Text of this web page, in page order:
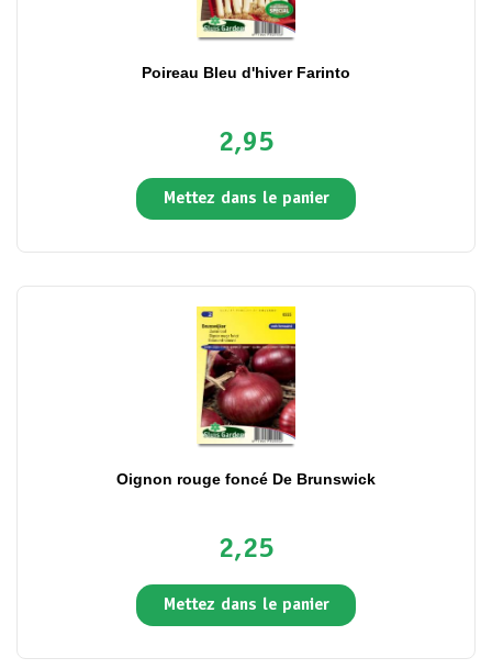
Poireau Bleu d'hiver Farinto
2,95
Mettez dans le panier
Oignon rouge foncé De Brunswick
2,25
Mettez dans le panier